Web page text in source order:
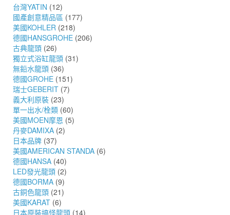
台灣YATIN (12)
國產創意精品區 (177)
美國KOHLER (218)
德國HANSGROHE (206)
古典龍頭 (26)
獨立式浴缸龍頭 (31)
無鉛水龍頭 (36)
德國GROHE (151)
瑞士GEBERIT (7)
義大利原裝 (23)
單一出水/栓類 (60)
美國MOEN摩恩 (5)
丹麥DAMIXA (2)
日本品牌 (37)
美國AMERICAN STANDA (6)
德國HANSA (40)
LED發光龍頭 (2)
德國BORMA (9)
古銅色龍頭 (21)
美國KARAT (6)
日本原裝搞怪龍頭 (14)